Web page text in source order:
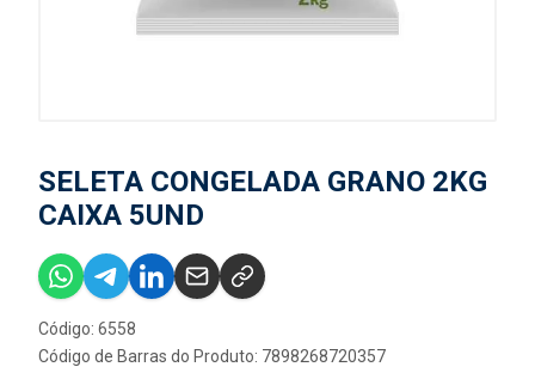
SELETA CONGELADA GRANO 2KG
CAIXA 5UND
Código: 6558
Código de Barras do Produto: 7898268720357